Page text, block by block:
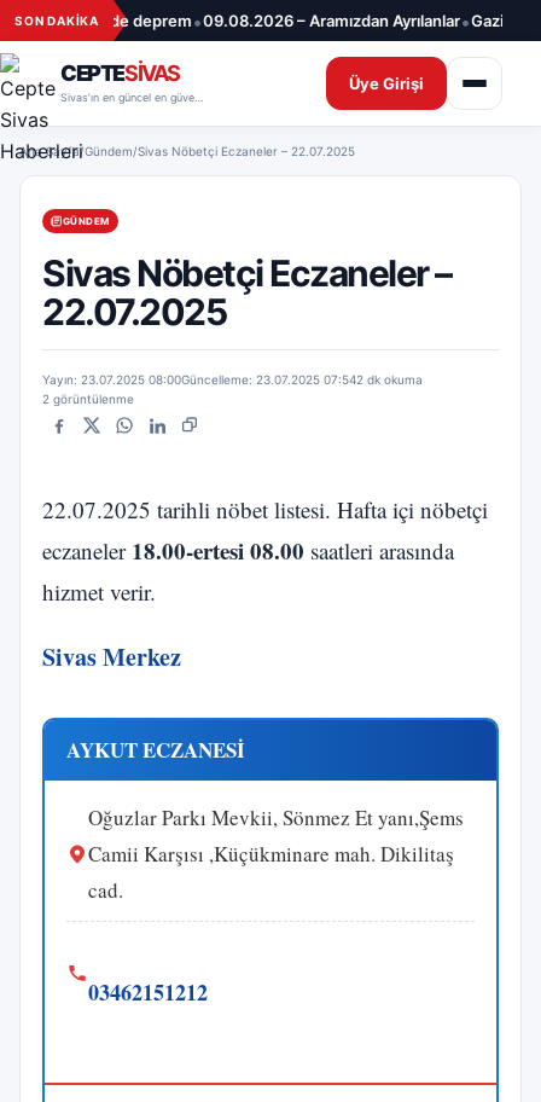
İçeriğe geç
SON DAKİKA deprem•09.08.2026 – Aramızdan Ayrılanlar•
CEPTESİVAS Üye Girişi
Ana Sayfa/Gündem/Sivas Nöbetçi Eczaneler – 22.07.2025
GÜNDEM
Sivas Nöbetçi Eczaneler –
22.07.2025
Yayın: 23.07.2025 08:00Güncelleme: 23.07.2025 07:542 dk okuma
2 görüntülenme
Facebook
X WhatsApp
LinkedInBağlantıyı kopyala
22.07.2025 tarihli nöbet listesi. Hafta içi nöbetçi
eczaneler 18.00-ertesi 08.00 saatleri arasında
hizmet verir.
Sivas Merkez
AYKUT ECZANESİ
Oğuzlar Parkı Mevkii, Sönmez Et yanı,Şems
Camii Karşısı ,Küçükminare mah. Dikilitaş
cad.
03462151212